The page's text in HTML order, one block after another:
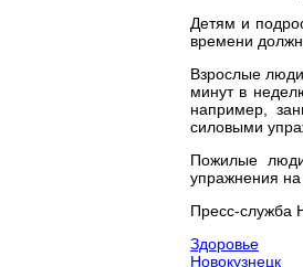
Детям и
времени
Взрослые
минут в
например,
силовыми
Пожилые
упражнения на
Пресс-служба
Здоровье
Новокузнецк